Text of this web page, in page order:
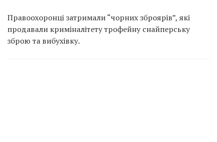
Правоохоронці затримали “чорних зброярів”, які
продавали криміналітету трофейну снайперську
зброю та вибухівку.